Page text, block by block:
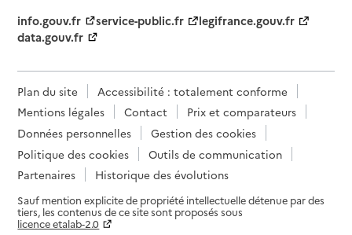
info.gouv.fr
service-public.fr
legifrance.gouv.fr
data.gouv.fr
Plan du site
Accessibilité : totalement conforme
Mentions légales
Contact
Prix et comparateurs
Données personnelles
Gestion des cookies
Politique des cookies
Outils de communication
Partenaires
Historique des évolutions
Sauf mention explicite de propriété intellectuelle détenue par des
tiers, les contenus de ce site sont proposés sous
licence etalab-2.0